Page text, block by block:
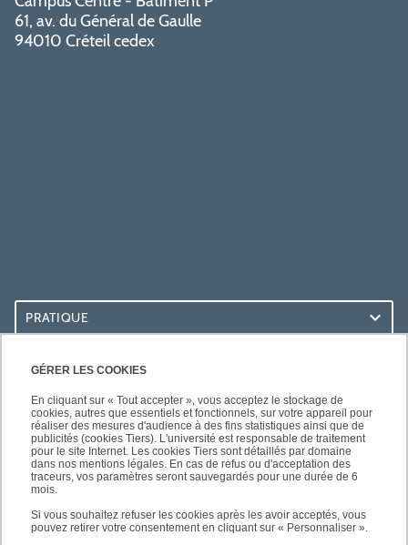
GÉRER LES COOKIES
En cliquant sur « Tout accepter », vous acceptez le stockage de
cookies, autres que essentiels et fonctionnels, sur votre appareil pour
réaliser des mesures d'audience à des fins statistiques ainsi que de
publicités (cookies Tiers). L'université est responsable de traitement
pour le site Internet. Les cookies Tiers sont détaillés par domaine
dans nos mentions légales. En cas de refus ou d'acceptation des
traceurs, vos paramètres seront sauvegardés pour une durée de 6
mois.
Si vous souhaitez refuser les cookies après les avoir acceptés, vous
pouvez retirer votre consentement en cliquant sur « Personnaliser ».
61, av. du Général de Gaulle
94010 Créteil cedex
PRATIQUE
ACCÈS RAPIDES
SUIVEZ-NOUS